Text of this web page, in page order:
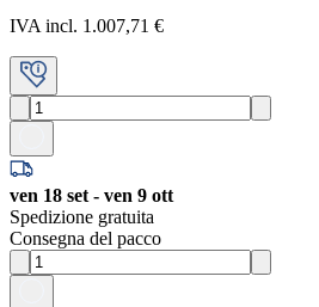
IVA incl. 1.007,71 €
ven 18 set - ven 9 ott
Spedizione gratuita
Consegna del pacco